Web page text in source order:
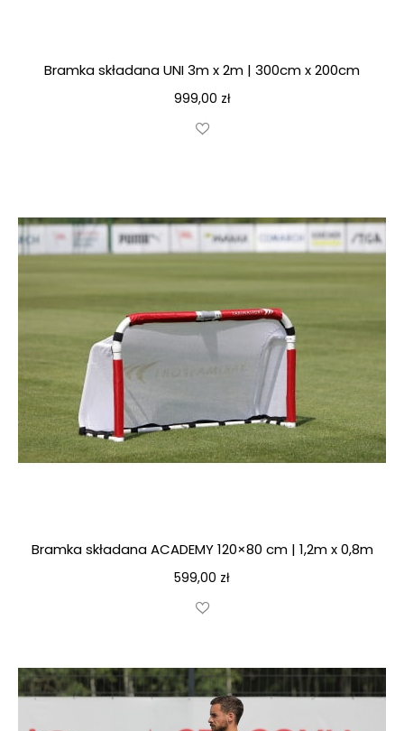
Bramka składana UNI 3m x 2m | 300cm x 200cm
999,00 zł
Bramka składana ACADEMY 120×80 cm | 1,2m x 0,8m
599,00 zł